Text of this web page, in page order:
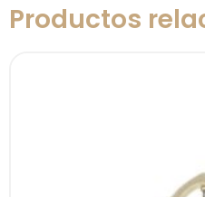
Productos